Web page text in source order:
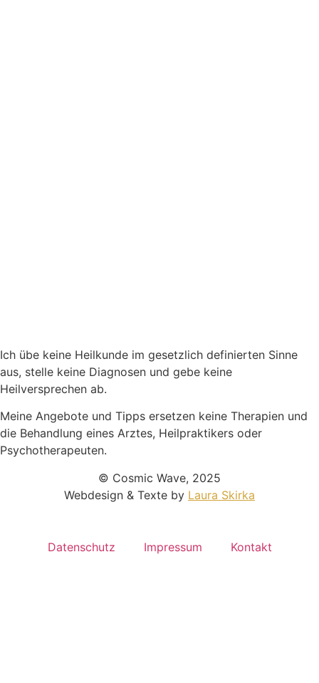
Ich übe keine Heilkunde im gesetzlich definierten Sinne
aus, stelle keine Diagnosen und gebe keine
Heilversprechen ab.
Meine Angebote und Tipps ersetzen keine Therapien und
die Behandlung eines Arztes, Heilpraktikers oder
Psychotherapeuten.
© Cosmic Wave, 2025
Webdesign & Texte by Laura Skirka
Datenschutz Impressum Kontakt